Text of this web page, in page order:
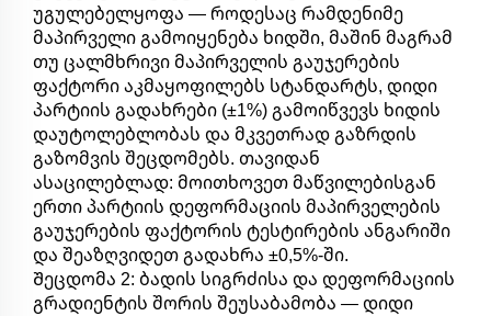
უგულებელყოფა — როდესაც რამდენიმე
მაპირველი გამოიყენება ხიდში, მაშინ მაგრამ
თუ ცალმხრივი მაპირველის გაუჯერების
ფაქტორი აკმაყოფილებს სტანდარტს, დიდი
პარტიის გადახრები (±1%) გამოიწვევს ხიდის
დაუტოლებლობას და მკვეთრად გაზრდის
გაზომვის შეცდომებს. თავიდან
ასაცილებლად: მოითხოვეთ მაწვილებისგან
ერთი პარტიის დეფორმაციის მაპირველების
გაუჯერების ფაქტორის ტესტირების ანგარიში
და შეაზღვიდეთ გადახრა ±0,5%-ში.
Შეცდომა 2: ბადის სიგრძისა და დეფორმაციის
გრადიენტის შორის შეუსაბამობა — დიდი